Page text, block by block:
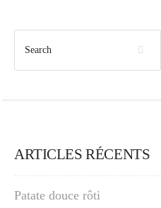
ARTICLES RÉCENTS
Patate douce rôti